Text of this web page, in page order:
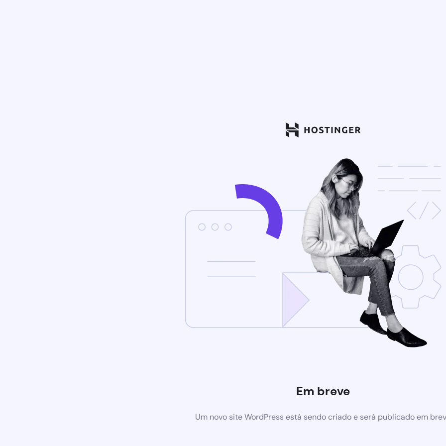
Em breve
Um novo site WordPress está sendo criado e será publicado em